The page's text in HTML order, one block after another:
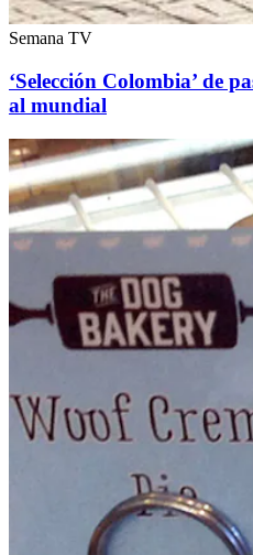
Semana TV
‘Selección Colombia’ de
al mundial